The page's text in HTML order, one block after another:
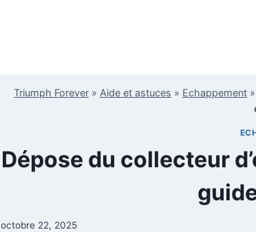
Triumph Forever » Aide et astuces » Echappement »
Dépose du collecteur
octobre 22, 2025